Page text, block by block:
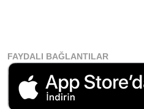
FAYDALI BAĞLANTILAR